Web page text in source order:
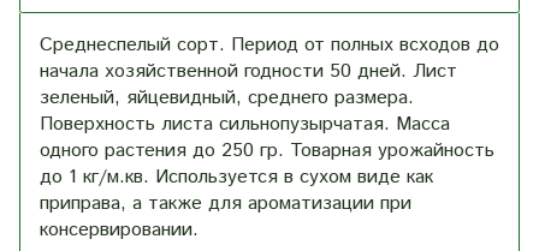
Среднеспелый сорт. Период от полных всходов до
начала хозяйственной годности 50 дней. Лист
зеленый, яйцевидный, среднего размера.
Поверхность листа сильнопузырчатая. Масса
одного растения до 250 гр. Товарная урожайность
до 1 кг/м.кв. Используется в сухом виде как
приправа, а также для ароматизации при
консервировании.